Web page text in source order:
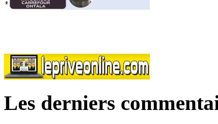
Les derniers